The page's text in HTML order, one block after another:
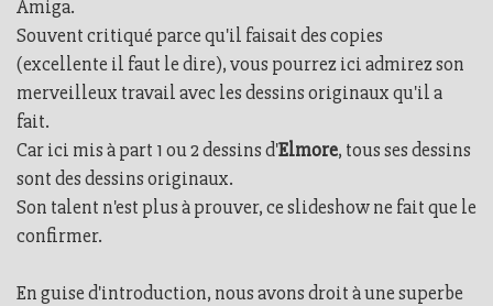
Amiga.
Souvent critiqué parce qu'il faisait des copies
(excellente il faut le dire), vous pourrez ici admirez son
merveilleux travail avec les dessins originaux qu'il a
fait.
Car ici mis à part 1 ou 2 dessins d'Elmore, tous ses dessins
sont des dessins originaux.
Son talent n'est plus à prouver, ce slideshow ne fait que le
confirmer.
En guise d'introduction, nous avons droit à une superbe